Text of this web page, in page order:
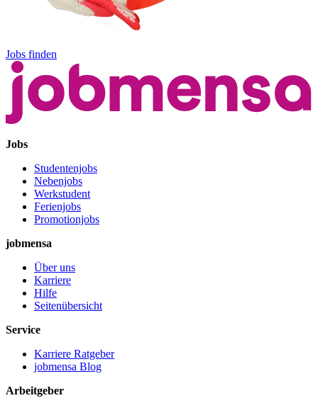
Jobs finden
Jobs
Studentenjobs
Nebenjobs
Werkstudent
Ferienjobs
Promotionjobs
jobmensa
Über uns
Karriere
Hilfe
Seitenübersicht
Service
Karriere Ratgeber
jobmensa Blog
Arbeitgeber